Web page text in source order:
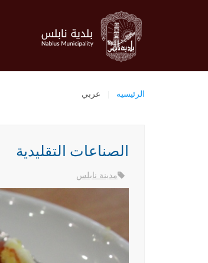
الرئيسيه عربي
الصناعات التقليدية
مدينة نابلس